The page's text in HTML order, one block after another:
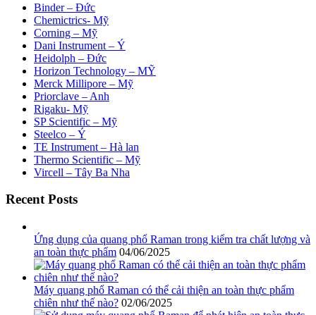
Binder – Đức
Chemictrics- Mỹ
Corning – Mỹ
Dani Instrument – Ý
Heidolph – Đức
Horizon Technology – MỸ
Merck Millipore – Mỹ
Priorclave – Anh
Rigaku- Mỹ
SP Scientific – Mỹ
Steelco – Ý
TE Instrument – Hà lan
Thermo Scientific – Mỹ
Vircell – Tây Ba Nha
Recent Posts
Ứng dụng của quang phổ Raman trong kiểm tra chất lượng và
an toàn thực phẩm 04/06/2025
Máy quang phổ Raman có thể cải thiện an toàn thực phẩm
chiên như thế nào? 02/06/2025